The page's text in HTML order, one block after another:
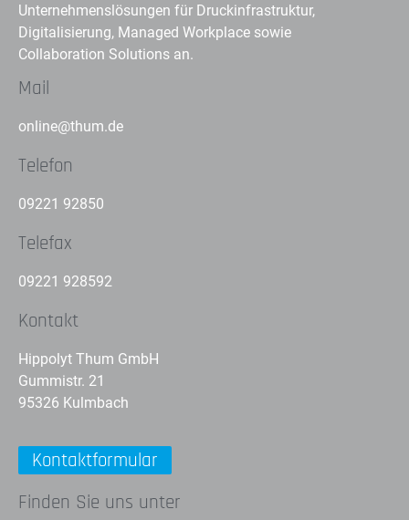
Unternehmenslösungen für Druckinfrastruktur,
Digitalisierung, Managed Workplace sowie
Collaboration Solutions an.
Mail
online@thum.de
Telefon
09221 92850
Telefax
09221 928592
Kontakt
Hippolyt Thum GmbH
Gummistr. 21
95326 Kulmbach
Kontaktformular
Finden Sie uns unter